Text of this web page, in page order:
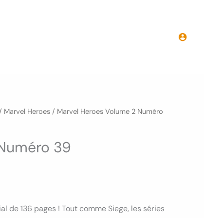
Marvel Heroes / Marvel Heroes Volume 2 Numéro
39
de 136 pages ! Tout comme Siege, les séries